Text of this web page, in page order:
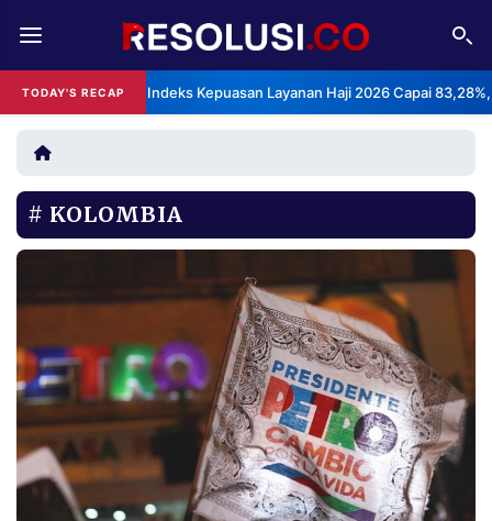
TODAY'S RECAPBPS: Indeks Kepuasan Layanan Haji 2026 Capai
REDAKSI TENTANG
RESOLUSI IKLAN
RUBRIKASI
EDITORIAL AKSARA
FINANSIA PERSONA
NASIONAL
MANCA SPORT
INFORMASI
PRIVACY
POLICY
BERITA
WARGA
KOLOMBIA